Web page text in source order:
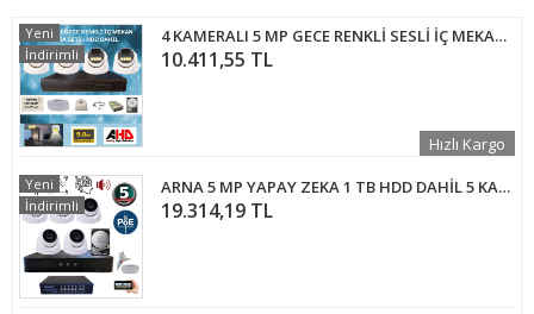
4 KAMERALI 5 MP GECE RENKLİ SESLİ İÇ MEKAN DOME GÜVENLİK SETİ 320 GB HDD DAHİL - ST59320
10.411,55 TL
Yeni
İndirimli
Hızlı Kargo
ARNA 5 MP YAPAY ZEKA 1 TB HDD DAHİL 5 KAMERALI FULL SET İÇ MEKAN GÜVENLİK SİSTEMİ - ST551B
19.314,19 TL
Yeni
İndirimli